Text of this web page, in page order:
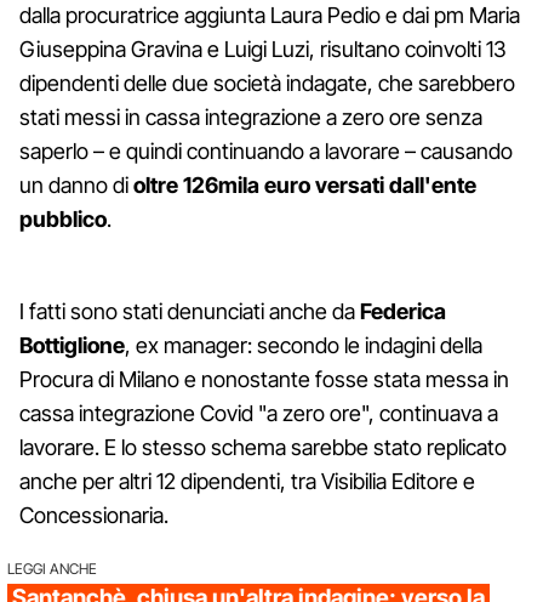
dalla procuratrice aggiunta Laura Pedio e dai pm Maria
Giuseppina Gravina e Luigi Luzi, risultano coinvolti 13
dipendenti delle due società indagate, che sarebbero
stati messi in cassa integrazione a zero ore senza
saperlo – e quindi continuando a lavorare – causando
un danno dioltre 126mila euro versati dall'ente
pubblico.
I fatti sono stati denunciati anche daFederica
Bottiglione, ex manager: secondo le indagini della
Procura di Milano e nonostante fosse stata messa in
cassa integrazione Covid "a zero ore", continuava a
lavorare. E lo stesso schema sarebbe stato replicato
anche per altri 12 dipendenti, tra Visibilia Editore e
Concessionaria.
LEGGI ANCHE